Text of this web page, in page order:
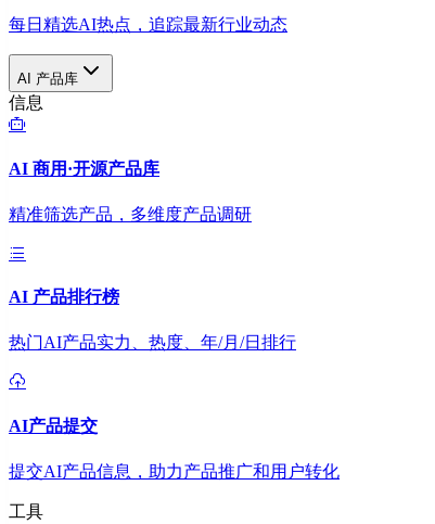
每日精选AI热点，追踪最新行业动态
AI 产品库
信息
AI 商用·开源产品库
精准筛选产品，多维度产品调研
AI 产品排行榜
热门AI产品实力、热度、年/月/日排行
AI产品提交
提交AI产品信息，助力产品推广和用户转化
工具